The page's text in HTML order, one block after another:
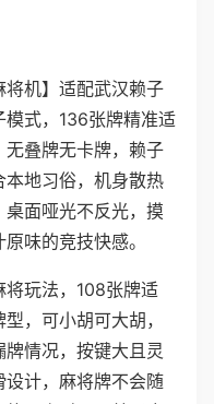
将机】适配武汉赖子
式，136张牌精准适
叠牌无卡牌，赖子
地习俗，机身散热
面哑光不反光，摸
味的竞技快感。
玩法，108张牌适
，可小胡可大胡，
情况，按键大且灵
计，麻将牌不会随